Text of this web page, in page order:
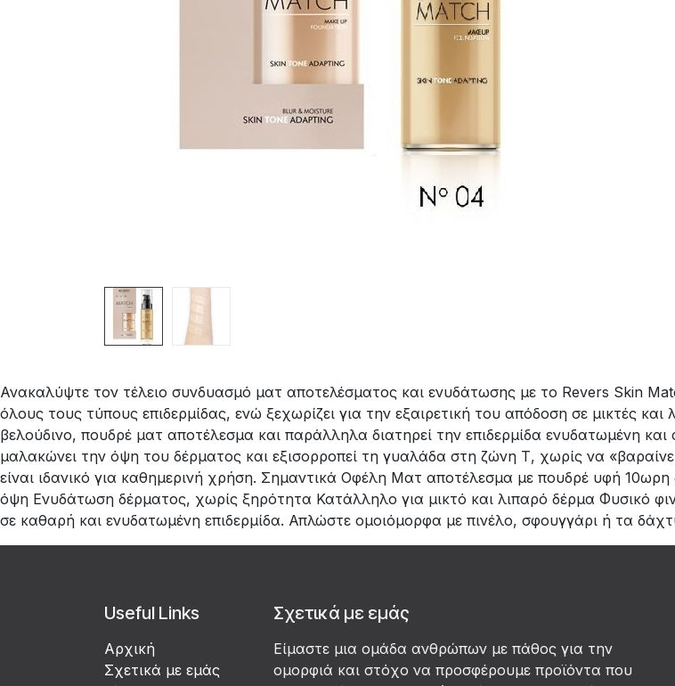
Ανακαλύψτε τον τέλειο συνδυασμό ματ αποτελέσματος και ενυδάτωσης με το Revers Skin
όλους τους τύπους επιδερμίδας, ενώ ξεχωρίζει για την εξαιρετική του απόδοση σε μικτές
βελούδινο, πουδρέ ματ αποτέλεσμα και παράλληλα διατηρεί την επιδερμίδα ενυδατωμένη
μαλακώνει την όψη του δέρματος και εξισορροπεί τη γυαλάδα στη ζώνη Τ, χωρίς να
είναι ιδανικό για καθημερινή χρήση. Σημαντικά Οφέλη Ματ αποτέλεσμα με πουδρέ υφή
όψη Ενυδάτωση δέρματος, χωρίς ξηρότητα Κατάλληλο για μικτό και λιπαρό δέρμα Φυσικό
σε καθαρή και ενυδατωμένη επιδερμίδα. Απλώστε ομοιόμορφα με πινέλο, σφουγγάρι ή τα
Useful Links
Αρχική
Σχετικά με εμάς
Σχετικά με εμάς
Είμαστε μια ομάδα ανθρώπων με πάθος για την
ομορφιά και στόχο να προσφέρουμε προϊόντα που